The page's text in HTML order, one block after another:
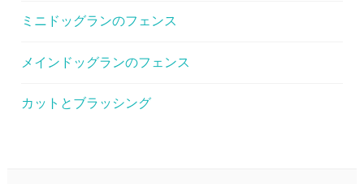
ミニドッグランのフェンス
メインドッグランのフェンス
カットとブラッシング